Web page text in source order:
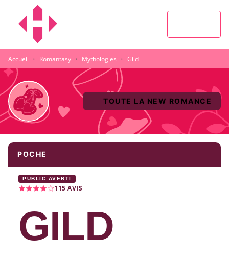
MENU
Accueil · Romantasy · Mythologies · Gild
TOUTE LA NEW ROMANCE
POCHE
PUBLIC AVERTI
115 AVIS
GILD